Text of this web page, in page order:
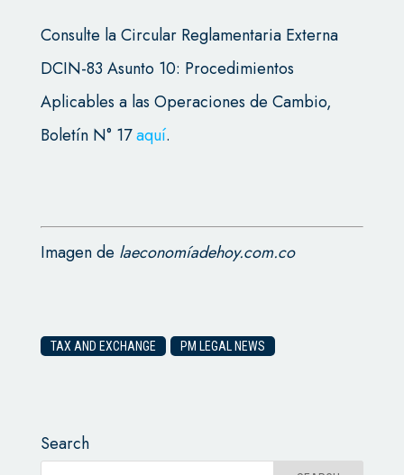
Consulte la Circular Reglamentaria Externa
DCIN-83 Asunto 10: Procedimientos
Aplicables a las Operaciones de Cambio,
Boletín N° 17aquí.
Imagen de laeconomíadehoy.com.co
TAX AND EXCHANGE PM LEGAL NEWS
Search